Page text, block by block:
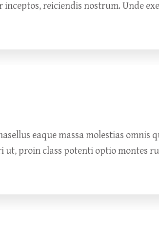
reiciendis nostrum. Unde
eaque massa molestias omnis
ut, proin class potenti optio montes